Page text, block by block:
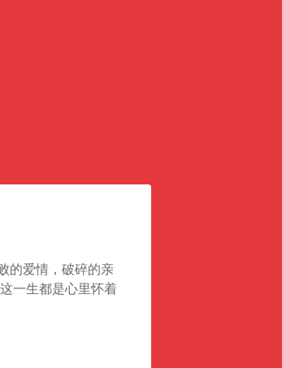
的爱情，破碎的亲
一生都是心里怀着